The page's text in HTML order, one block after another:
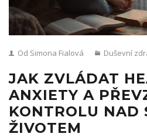
Od Simona Fialová Duševní
JAK ZVLÁDAT
ANXIETY A
KONTROLU NAD
ŽIVOTEM